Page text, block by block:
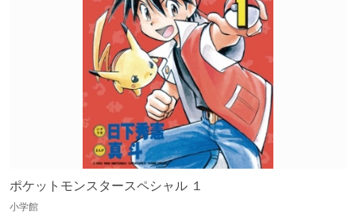
ポケットモンスタースペシャル １
小学館